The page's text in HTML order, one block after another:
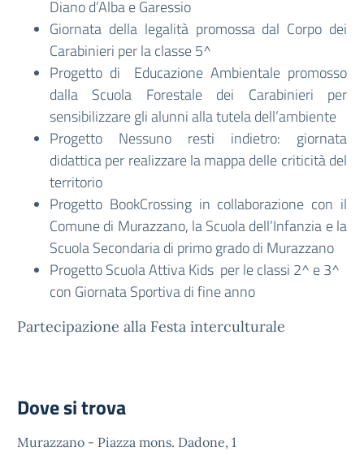
Diano d’Alba e Garessio
Giornata della legalità promossa dal Corpo dei
Carabinieri per la classe 5^
Progetto di Educazione Ambientale promosso
dalla Scuola Forestale dei Carabinieri per
sensibilizzare gli alunni alla tutela dell’ambiente
Progetto Nessuno resti indietro: giornata
didattica per realizzare la mappa delle criticità del
territorio
Progetto BookCrossing in collaborazione con il
Comune di Murazzano, la Scuola dell’Infanzia e la
Scuola Secondaria di primo grado di Murazzano
Progetto Scuola Attiva Kids per le classi 2^ e 3^
con Giornata Sportiva di fine anno
Partecipazione alla Festa interculturale
Dove si trova
Murazzano - Piazza mons. Dadone, 1